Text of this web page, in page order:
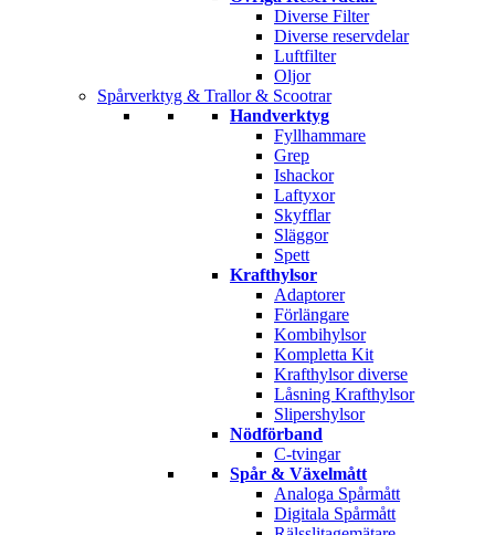
Diverse Filter
Diverse reservdelar
Luftfilter
Oljor
Spårverktyg & Trallor & Scootrar
Handverktyg
Fyllhammare
Grep
Ishackor
Laftyxor
Skyfflar
Släggor
Spett
Krafthylsor
Adaptorer
Förlängare
Kombihylsor
Kompletta Kit
Krafthylsor diverse
Låsning Krafthylsor
Slipershylsor
Nödförband
C-tvingar
Spår & Växelmått
Analoga Spårmått
Digitala Spårmått